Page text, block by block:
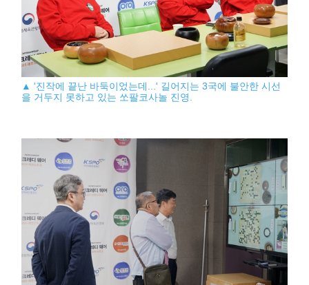
▲ '진작에 끝난 바둑이었는데...' 길어지는 3국에 불안한 시선
을 거두지 못하고 있는 쏘팔코사놀 진영.